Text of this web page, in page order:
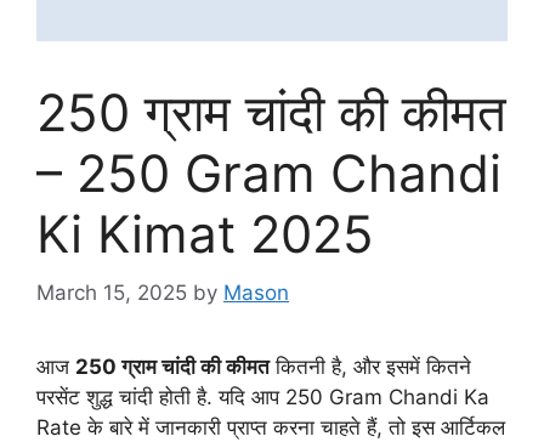
250 ग्राम चांदी की कीमत
– 250 Gram Chandi
Ki Kimat 2025
March 15, 2025 by Mason
आज 250 ग्राम चांदी की कीमतकितनी है, और इसमें कितने
परसेंट शुद्ध चांदी होती है. यदि आप 250 Gram Chandi Ka
Rate के बारे में जानकारी प्राप्त करना चाहते हैं, तो इस आर्टिकल